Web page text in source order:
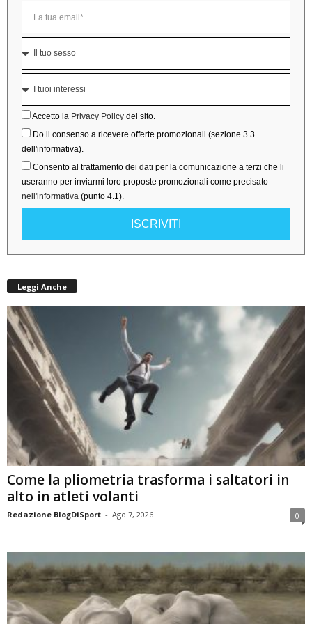
Accetto la Privacy Policy del sito.
Do il consenso a ricevere offerte promozionali (sezione 3.3
dell'informativa).
Consento al trattamento dei dati per la comunicazione a terzi che li
useranno per inviarmi loro proposte promozionali come precisato
nell'informativa (punto 4.1).
ISCRIVITI
Leggi Anche
Come la pliometria trasforma i saltatori in
alto in atleti volanti
Redazione BlogDiSport - Ago 7, 2026 0